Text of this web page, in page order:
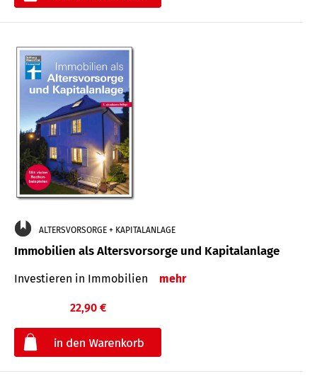
ALTERSVORSORGE + KAPITALANLAGE
Immobilien als Altersvorsorge und Kapitalanlage
Investieren in Immobilien mehr
22,90 €